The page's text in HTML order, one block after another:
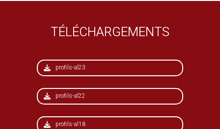
TÉLÉCHARGEMENTS
profils-al23
profils-al22
profils-al18